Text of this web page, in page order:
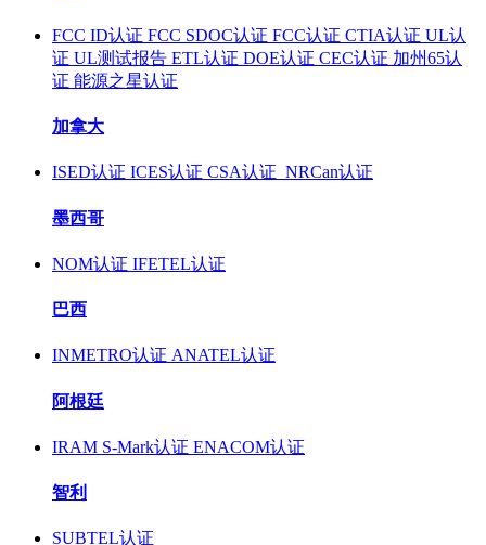
FCC ID认证 FCC SDOC认证 FCC认证 CTIA认证 UL认
证 UL测试报告 ETL认证 DOE认证 CEC认证 加州65认
证 能源之星认证
加拿大
ISED认证 ICES认证 CSA认证 NRCan认证
墨西哥
NOM认证 IFETEL认证
巴西
INMETRO认证 ANATEL认证
阿根廷
IRAM S-Mark认证 ENACOM认证
智利
SUBTEL认证